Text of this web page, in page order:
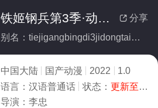
 分享
铁姬钢兵第3季·动态漫
别名：tiejigangbingdi3jidongtaiman
中国大陆 国产动漫 2022
1.0
语言： 汉语普通话 状态： 更新至26集
导演： 李忠